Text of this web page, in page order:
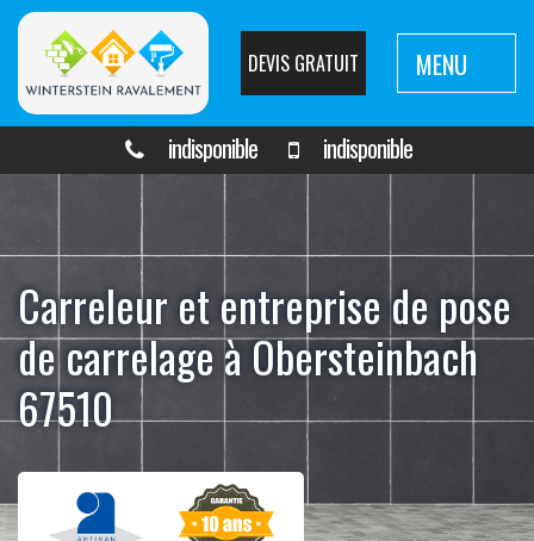
DEVIS GRATUIT MENU
indisponible indisponible
Carreleur et entreprise de pose
de carrelage à Obersteinbach
67510